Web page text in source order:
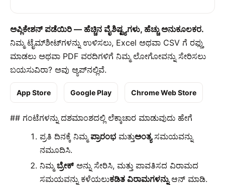
ಅಪ್ಲಿಕೇಶನ್ ಪಡೆಯಿರಿ — ಹೆಚ್ಚಿನ ವೈಶಿಷ್ಟ್ಯಗಳು, ಹೆಚ್ಚು ಅನುಕೂಲಕರ.
ನಿಮ್ಮ ಟೈಮ್‌ಶೀಟ್‌ಗಳನ್ನು ಉಳಿಸಲು, Excel ಅಥವಾ CSV ಗೆ ರಫ್ತು
ಮಾಡಲು ಅಥವಾ PDF ವರದಿಗಳಿಗೆ ನಿಮ್ಮ ಲೋಗೋವನ್ನು ಸೇರಿಸಲು
ಬಯಸುವಿರಾ? ಅವು ಆ್ಯಪ್‌ನಲ್ಲಿವೆ.
App Store Google Play Chrome Web Store
## ಗಂಟೆಗಳನ್ನು ದಶಮಾಂಶದಲ್ಲಿ ಲೆಕ್ಕಾಚಾರ ಮಾಡುವುದು ಹೇಗೆ
ಪ್ರತಿ ದಿನಕ್ಕೆ ನಿಮ್ಮ ಪ್ರಾರಂಭ ಮತ್ತುಅಂತ್ಯಸಮಯವನ್ನು
ನಮೂದಿಸಿ.
ನಿಮ್ಮಬ್ರೇಕ್ಅನ್ನು ಸೇರಿಸಿ, ಮತ್ತು ಪಾವತಿಸದ ವಿರಾಮದ
ಸಮಯವನ್ನು ಕಳೆಯಲುಕಡಿತ ವಿರಾಮಗಳನ್ನುಆನ್ ಮಾಡಿ.